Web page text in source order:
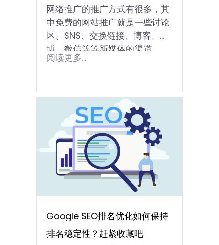
网络推广的推广方式有很多，其
中免费的网站推广就是一些讨论
区、SNS、交换链接、博客、微
博、微信等等新媒体的渠道...
阅读更多...
Google SEO排名优化如何保持
排名稳定性？赶紧收藏吧